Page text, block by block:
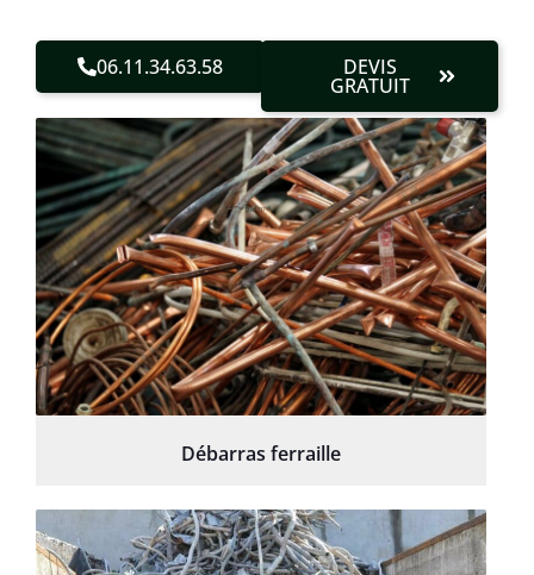
06.11.34.63.58 DEVIS
GRATUIT
Débarras ferraille